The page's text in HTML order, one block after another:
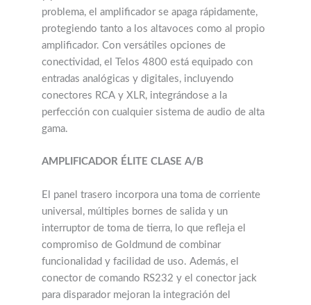
problema, el amplificador se apaga rápidamente,
protegiendo tanto a los altavoces como al propio
amplificador. Con versátiles opciones de
conectividad, el Telos 4800 está equipado con
entradas analógicas y digitales, incluyendo
conectores RCA y XLR, integrándose a la
perfección con cualquier sistema de audio de alta
gama.
AMPLIFICADOR ÉLITE CLASE A/B
El panel trasero incorpora una toma de corriente
universal, múltiples bornes de salida y un
interruptor de toma de tierra, lo que refleja el
compromiso de Goldmund de combinar
funcionalidad y facilidad de uso. Además, el
conector de comando RS232 y el conector jack
para disparador mejoran la integración del